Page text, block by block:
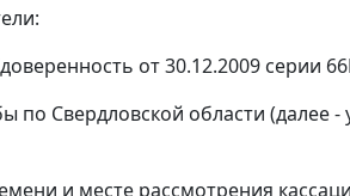
от 30.12.2009 серии
Свердловской области (далее
и месте рассмотрения